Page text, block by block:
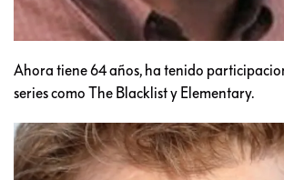
Ahora tiene 64 años, ha tenido
series como The Blacklist y Elementary.